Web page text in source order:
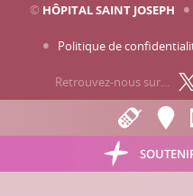
© HÔPITAL SAINT JOSEPH
Politique de
Retrouvez-nous sur…